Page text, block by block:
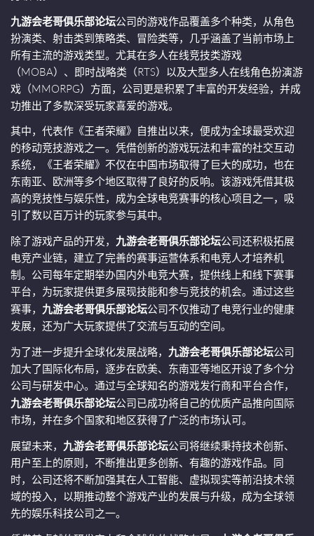
九游会老哥俱乐部论坛公司的游戏作品覆盖多个种类，从角色
扮演类、射击类到策略类、冒险类等，几乎涵盖了当前市场上
所有主流的游戏类型。尤其在多人在线竞技类游戏
（MOBA）、即时战略类（RTS）以及大型多人在线角色扮演游
戏（MMORPG）方面，公司更是积累了丰富的开发经验，并成
功推出了多款深受玩家喜爱的游戏。
其中，代表作《王者荣耀》自推出以来，便成为全球最受欢迎
的移动竞技游戏之一。凭借创新的游戏玩法和丰富的社交互动
系统，《王者荣耀》不仅在中国市场取得了巨大的成功，也在
东南亚、欧洲等多个地区取得了良好的反响。该游戏凭借其极
高的竞技性与娱乐性，成为全球电竞赛事的核心项目之一，吸
引了数以百万计的玩家参与其中。
除了游戏产品的开发， 九游会老哥俱乐部论坛公司还积极拓展
电竞产业链，建立了完善的赛事运营体系和电竞人才培养机
制。公司每年定期举办国内外电竞大赛，提供线上和线下赛事
平台，为玩家提供更多展现技能和参与竞技的机会。通过这些
赛事， 九游会老哥俱乐部论坛公司不仅推动了电竞行业的健康
发展，还为广大玩家提供了交流与互动的空间。
为了进一步提升全球化发展战略， 九游会老哥俱乐部论坛公司
加大了国际化布局，逐步在欧美、东南亚等地区开设了多个分
公司与研发中心。通过与全球知名的游戏发行商和平台合作，
九游会老哥俱乐部论坛公司已成功将自己的优质产品推向国际
市场，并在多个国家和地区获得了广泛的市场认可。
展望未来， 九游会老哥俱乐部论坛公司将继续秉持技术创新、
用户至上的原则，不断推出更多创新、有趣的游戏作品。同
时，公司还将不断加强其在人工智能、虚拟现实等前沿技术领
域的投入，以期推动整个游戏产业的发展与升级，成为全球领
先的娱乐科技公司之一。